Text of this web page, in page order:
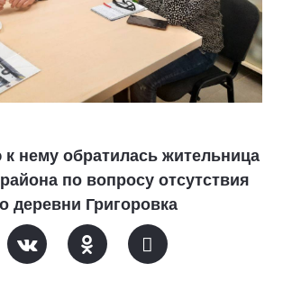
нему обратилась жительница
по вопросу отсутствия
деревни Григоровка